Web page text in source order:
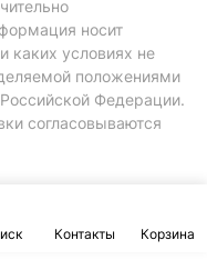
Контакты Корзина
носит
каких условиях не
положениями
Федерации.
согласовываются